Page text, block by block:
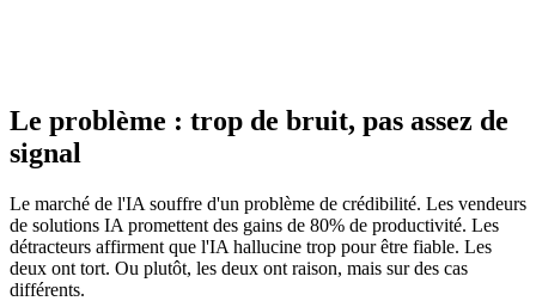
Le problème : trop de bruit, pas assez de
signal
Le marché de l'IA souffre d'un problème de crédibilité. Les vendeurs
de solutions IA promettent des gains de 80% de productivité. Les
détracteurs affirment que l'IA hallucine trop pour être fiable. Les
deux ont tort. Ou plutôt, les deux ont raison, mais sur des cas
différents.